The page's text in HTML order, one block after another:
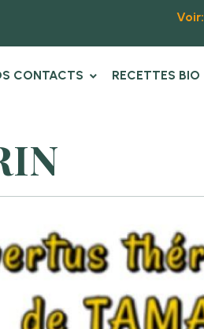
Voir:
CONTACTS RECETTES BIO